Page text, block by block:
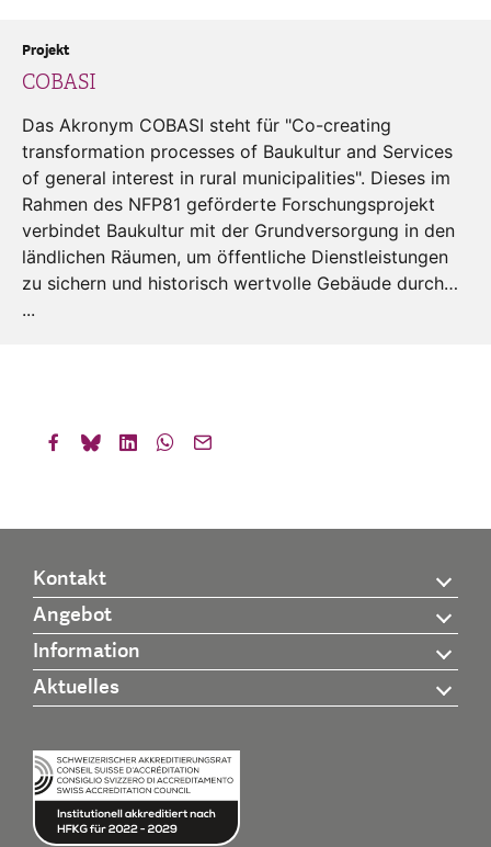
COBASI
Projekt
Das Akronym COBASI steht für "Co-creating
transformation processes of Baukultur and Services
of general interest in rural municipalities". Dieses im
Rahmen des NFP81 geförderte Forschungsprojekt
verbindet Baukultur mit der Grundversorgung in den
ländlichen Räumen, um öffentliche Dienstleistungen
zu sichern und historisch wertvolle Gebäude durch…
...
Kontakt
Angebot
Information
Aktuelles